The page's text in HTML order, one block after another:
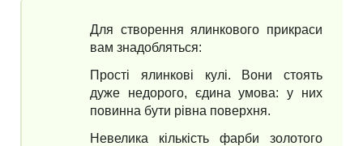
Для створення ялинкового прикраси
вам знадобляться:
Прості ялинкові кулі. Вони стоять
дуже недорого, єдина умова: у них
повинна бути рівна поверхня.
Невелика кількість фарби золотого